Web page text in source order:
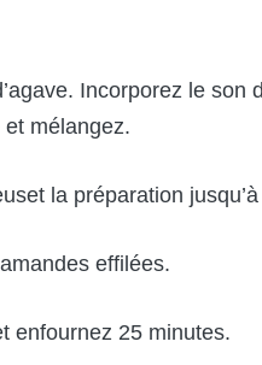
Incorporez le son
et mélangez.
la préparation
effilées.
enfournez 25 minutes.